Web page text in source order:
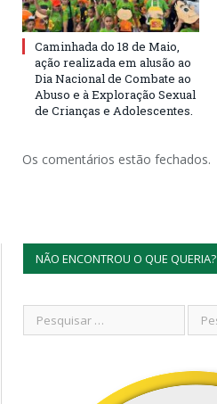
Caminhada do 18 de Maio,
ação realizada em alusão ao
Dia Nacional de Combate ao
Abuso e à Exploração Sexual
de Crianças e Adolescentes.
Os comentários estão fechados.
NÃO ENCONTROU O QUE QUERIA?